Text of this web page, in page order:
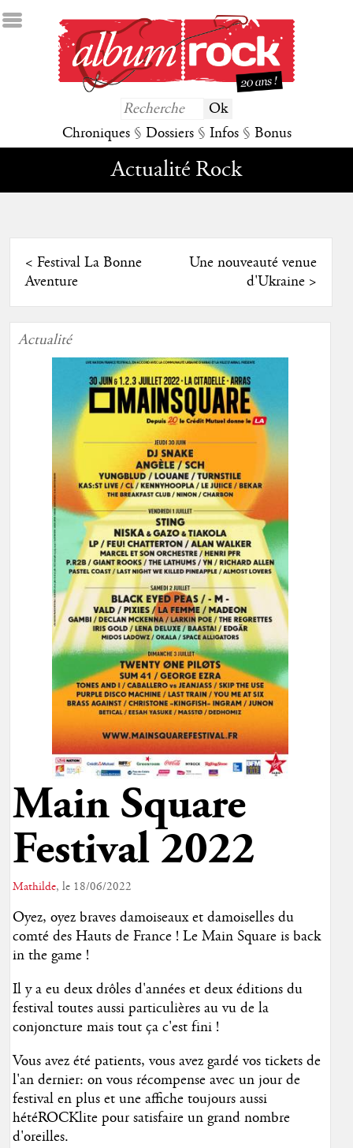
Chroniques § Dossiers § Infos § Bonus
Actualité Rock
< Festival La Bonne
Aventure
Une nouveauté venue
d'Ukraine>
Actualité
Main Square
Festival 2022
Mathilde, le 18/06/2022
Oyez, oyez braves damoiseaux et damoiselles du
comté des Hauts de France ! Le Main Square is back
in the game !
Il y a eu deux drôles d'années et deux éditions du
festival toutes aussi particulières au vu de la
conjoncture mais tout ça c'est fini !
Vous avez été patients, vous avez gardé vos tickets de
l'an dernier: on vous récompense avec un jour de
festival en plus et une affiche toujours aussi
hétéROCKlite pour satisfaire un grand nombre
d'oreilles.